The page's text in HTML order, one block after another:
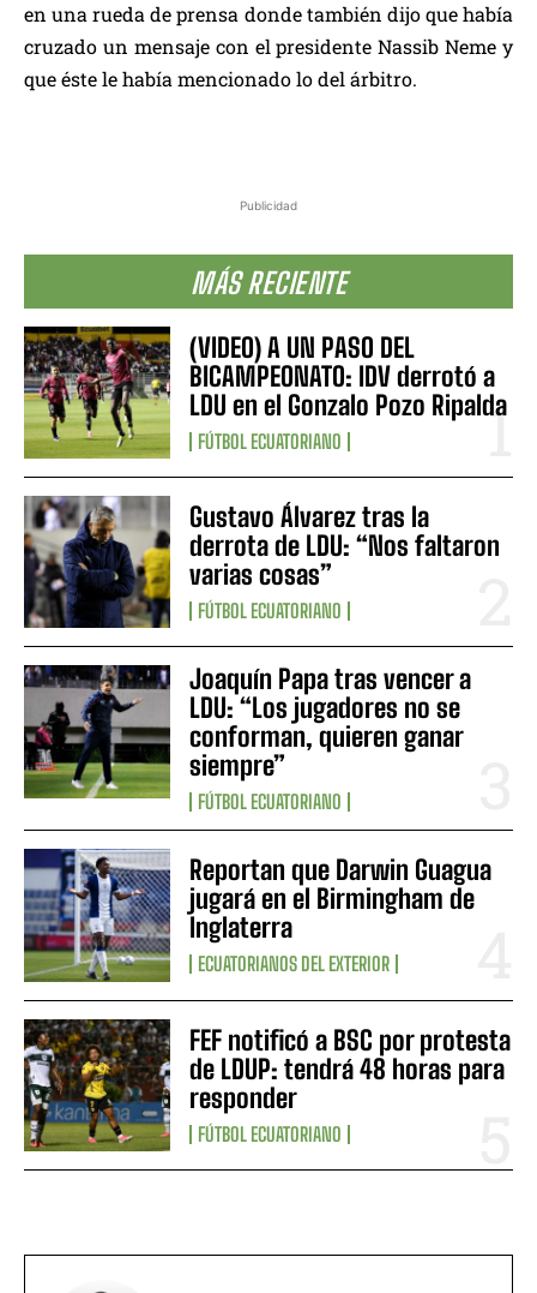
Publicidad
MÁS RECIENTE
(VIDEO) A UN PASO DEL
BICAMPEONATO: IDV derrotó a
LDU en el Gonzalo Pozo Ripalda
FÚTBOL ECUATORIANO
Gustavo Álvarez tras la
derrota de LDU: “Nos faltaron
varias cosas”
FÚTBOL ECUATORIANO
Joaquín Papa tras vencer a
LDU: “Los jugadores no se
conforman, quieren ganar
siempre”
FÚTBOL ECUATORIANO
Reportan que Darwin Guagua
jugará en el Birmingham de
Inglaterra
ECUATORIANOS DEL EXTERIOR
FEF notificó a BSC por protesta
de LDUP: tendrá 48 horas para
responder
FÚTBOL ECUATORIANO
en una rueda de prensa donde también dijo que había
cruzado un mensaje con el presidente Nassib Neme y
que éste le había mencionado lo del árbitro.